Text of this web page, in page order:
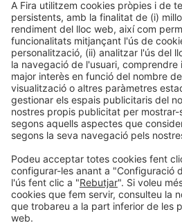
Dc 25 11:00h - 11:45h
Accés lliure
LLegir més